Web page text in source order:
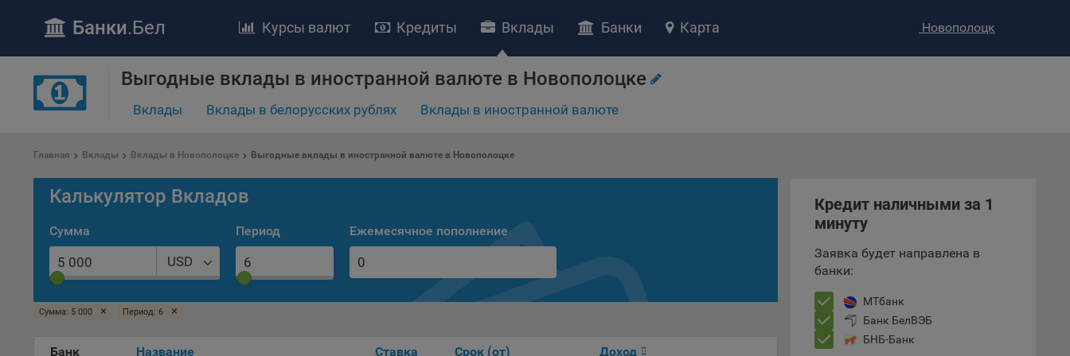
уделяет особое внимание защите персональных данных при их обработке и
Утверждение положения о политике обработки файлов cookie (далее –
осуществляют использование веб-сайта Общества с доменным именем
«bankibel.by», для каких целей и каким образом Общество обрабатывает
компьютера (мобильного устройства) пользователя сайта Общества,
Банки.Бел Новополоцк
Курсы валют Кредиты Вклады Банки Карта
Выгодные вклады в иностранной валюте в Новополоцке
Вклады Вклады в белорусских рублях Вклады в иностранной валюте
Главная Вклады Вклады в Новополоцке Выгодные вклады в иностранной валюте в Новополоцке
Калькулятор Вкладов
Сумма
USD
Период Ежемесячное пополнение
Сумма: 5 000 × Период: 6 ×
Банк Название Ставка Срок (от) Доход
Кредит наличными за 1
минуту
Заявка будет направлена в
банки:
МТбанк
Банк БелВЭБ
БНБ-Банк